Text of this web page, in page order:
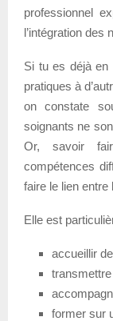
professionnel
l’intégration des
Si tu es déjà en
pratiques à
on constate
soignants ne
Or, savoir
compétences
faire le lien entre
Elle est
accueillir
former sur